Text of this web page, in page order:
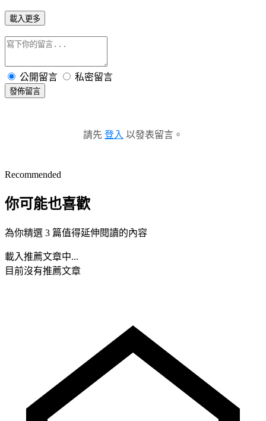
載入更多
公開留言 私密留言
發佈留言
請先 登入 以發表留言。
Recommended
你可能也喜歡
為你精選 3 篇值得延伸閱讀的內容
載入推薦文章中...
目前沒有推薦文章